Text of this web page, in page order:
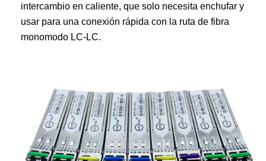
intercambio en caliente, que solo necesita enchufar y
usar para una conexión rápida con la ruta de fibra
monomodo LC-LC.